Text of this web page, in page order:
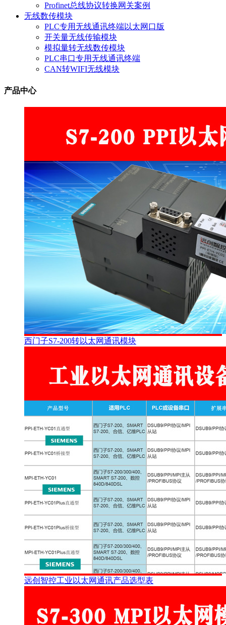
Profinet总线协议转换网关案例
无线数传模块
PLC专用无线通讯终端以太网口版
开关量无线传输模块
模拟量转无线数传模块
PLC串口专用无线通讯终端
CAN转WIFI无线模块
产品中心
西门子S7-200转以太网通讯模块
远创智控工业以太网通讯产品选型表